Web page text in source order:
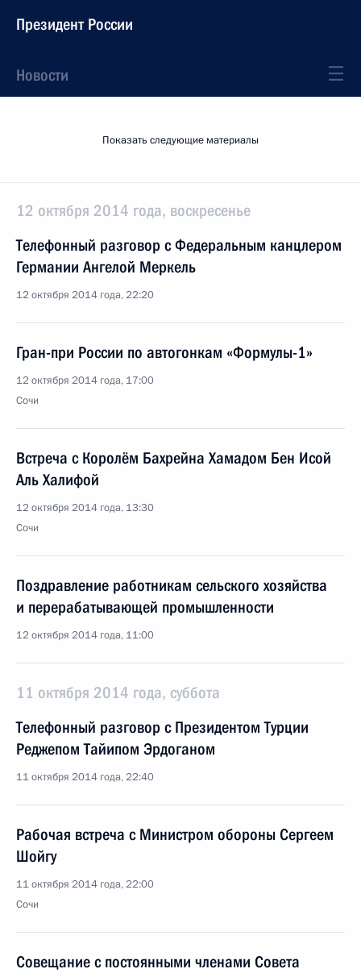
Президент России
Новости
Показать следующие материалы
12 октября 2014 года, воскресенье
Телефонный разговор с Федеральным канцлером
Германии Ангелой Меркель
12 октября 2014 года, 22:20
Гран-при России по автогонкам «Формулы-1»
12 октября 2014 года, 17:00
Сочи
Встреча с Королём Бахрейна Хамадом Бен Исой
Аль Халифой
12 октября 2014 года, 13:30
Сочи
Поздравление работникам сельского хозяйства
и перерабатывающей промышленности
12 октября 2014 года, 11:00
11 октября 2014 года, суббота
Телефонный разговор с Президентом Турции
Реджепом Тайипом Эрдоганом
11 октября 2014 года, 22:40
Рабочая встреча с Министром обороны Сергеем
Шойгу
11 октября 2014 года, 22:00
Сочи
Совещание с постоянными членами Совета